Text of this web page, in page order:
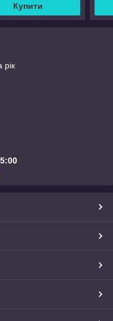
Купити
рік